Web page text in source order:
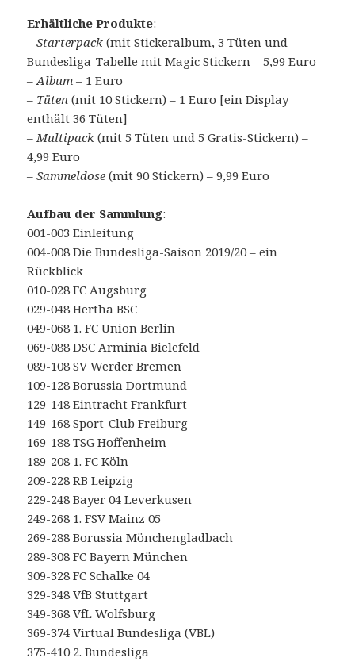
Erhältliche Produkte:
–Starterpack (mit Stickeralbum, 3 Tüten und
Bundesliga-Tabelle mit Magic Stickern – 5,99 Euro
–Album – 1 Euro
– Tüten (mit 10 Stickern) – 1 Euro [ein Display
enthält 36 Tüten]
–Multipack (mit 5 Tüten und 5 Gratis-Stickern) –
4,99 Euro
–Sammeldose (mit 90 Stickern) – 9,99 Euro
Aufbau der Sammlung:
001-003 Einleitung
004-008 Die Bundesliga-Saison 2019/20 – ein
Rückblick
010-028 FC Augsburg
029-048 Hertha BSC
049-068 1. FC Union Berlin
069-088 DSC Arminia Bielefeld
089-108 SV Werder Bremen
109-128 Borussia Dortmund
129-148 Eintracht Frankfurt
149-168 Sport-Club Freiburg
169-188 TSG Hoffenheim
189-208 1. FC Köln
209-228 RB Leipzig
229-248 Bayer 04 Leverkusen
249-268 1. FSV Mainz 05
269-288 Borussia Mönchengladbach
289-308 FC Bayern München
309-328 FC Schalke 04
329-348 VfB Stuttgart
349-368 VfL Wolfsburg
369-374 Virtual Bundesliga (VBL)
375-410 2. Bundesliga